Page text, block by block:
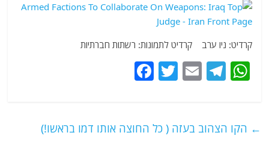
קרדיט: ניו ערב קרדיט לתמונות: רשתות חברתיות
W
s
T
g
E
l
T
er
e ← הקו הצהוב בעזה ( כל החוצה אותו דמו בראשו!)